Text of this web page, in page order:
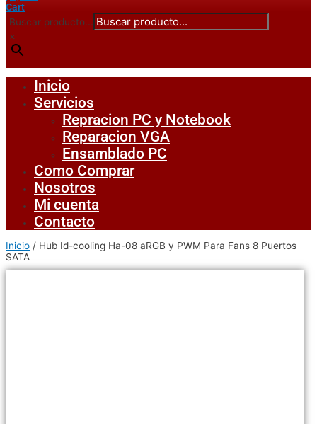
Cart
Buscar producto...
×
Inicio
Servicios
Repracion PC y Notebook
Reparacion VGA
Ensamblado PC
Como Comprar
Nosotros
Mi cuenta
Contacto
Inicio / Hub Id-cooling Ha-08 aRGB y PWM Para Fans 8 Puertos
SATA